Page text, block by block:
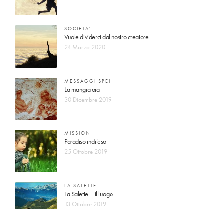
SOCIETA'
Vuole dividerci dal nostro creatore
24 Marzo 2020
MESSAGGI SPEI
La mangiatoia
30 Dicembre 2019
MISSION
Paradiso indifeso
25 Ottobre 2019
LA SALETTE
La Salette – il luogo
13 Ottobre 2019